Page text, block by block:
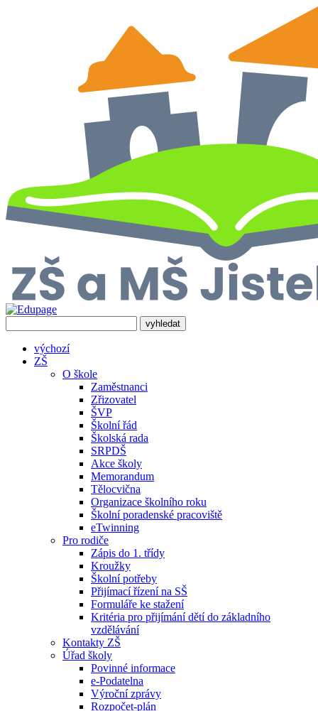
výchozí
ZŠ
O škole
Zaměstnanci
Zřizovatel
ŠVP
Školní řád
Školská rada
SRPDŠ
Akce školy
Memorandum
Tělocvična
Organizace školního roku
Školní poradenské pracoviště
eTwinning
Pro rodiče
Zápis do 1. třídy
Kroužky
Školní potřeby
Přijímací řízení na SŠ
Formuláře ke stažení
Kritéria pro přijímání dětí do základního
vzdělávání
Kontakty ZŠ
Úřad školy
Povinné informace
e-Podatelna
Výroční zprávy
Rozpočet-plán